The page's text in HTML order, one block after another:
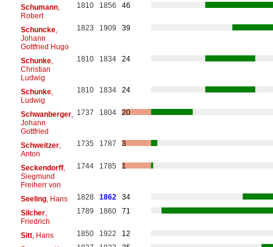
Schumann,
Robert
1810 1856 46
Schuncke,
Johann
Gottfried Hugo
1823 1909 39
Schunke,
Christian
Ludwig
1810 1834 24
Schunke,
Ludwig
1810 1834 24
Schwanberger,
Johann
Gottfried
1737 1804 20
Schweitzer,
Anton
1735 1787 3
Seckendorff,
Siegmund
Freiherr von
1744 1785 1
Seeling, Hans 1828 1862
34
Silcher,
Friedrich
1789 1860 71
Sitt, Hans 1850 1922
12